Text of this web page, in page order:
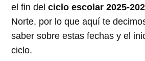
el fin delciclo escolar 2025-
Norte, por lo que aquí te
saber sobre estas fechas y el
ciclo.